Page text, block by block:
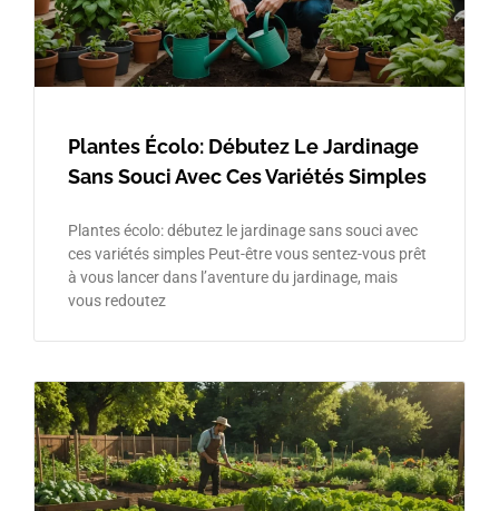
Plantes Écolo: Débutez Le Jardinage
Sans Souci Avec Ces Variétés Simples
Plantes écolo: débutez le jardinage sans souci avec
ces variétés simples Peut-être vous sentez-vous prêt
à vous lancer dans l’aventure du jardinage, mais
vous redoutez